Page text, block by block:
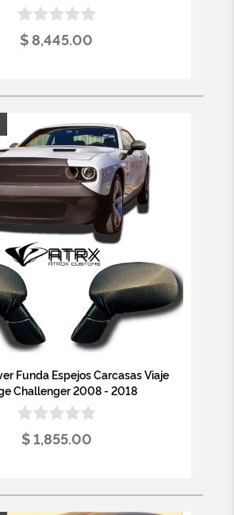
$ 8,445.00
Funda Espejos Carcasas Viaje
Challenger 2008 - 2018
$ 1,855.00